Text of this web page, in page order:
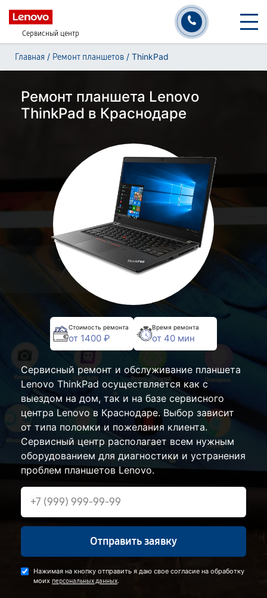
Сервисный центр
Главная / Ремонт планшетов / ThinkPad
Ремонт планшета Lenovo
ThinkPad в Краснодаре
Стоимость ремонта
от 1400 ₽
Время ремонта
от 40 мин
Сервисный ремонт и обслуживание планшета
Lenovo ThinkPad осуществляется как с
выездом на дом, так и на базе сервисного
центра Lenovo в Краснодаре. Выбор зависит
от типа поломки и пожелания клиента.
Сервисный центр располагает всем нужным
оборудованием для диагностики и устранения
проблем планшетов Lenovo.
Отправить заявку
Нажимая на кнопку отправить я даю свое согласие на обработку
моих персональных данных.